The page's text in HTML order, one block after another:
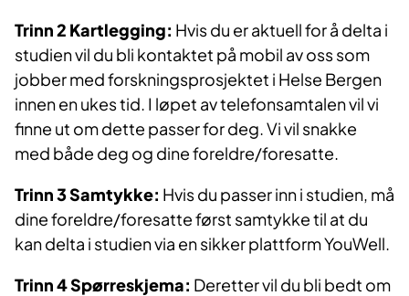
Trinn 2 Kartlegging: Hvis du er aktuell for å delta i
studien vil du bli kontaktet på mobil av oss som
jobber med forskningsprosjektet i Helse Bergen
innen en ukes tid. I løpet av telefonsamtalen vil vi
finne ut om dette passer for deg. Vi vil snakke
med både deg og dine foreldre/foresatte.
Trinn 3 Samtykke: Hvis du passer inn i studien, må
dine foreldre/foresatte først samtykke til at du
kan delta i studien via en sikker plattform YouWell.
Trinn 4 Spørreskjema: Deretter vil du bli bedt om